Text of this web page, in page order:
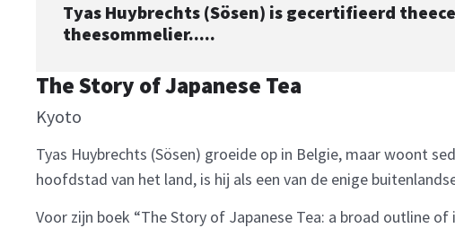
Tyas Huybrechts (Sösen) is gecertifieerd
theesommelier.....
The Story of Japanese Tea
Kyoto
Tyas Huybrechts (Sösen) groeide op in Belgie, maar woont
hoofdstad van het land, is hij als een van de enige
Voor zijn boek “The Story of Japanese Tea: a broad outline